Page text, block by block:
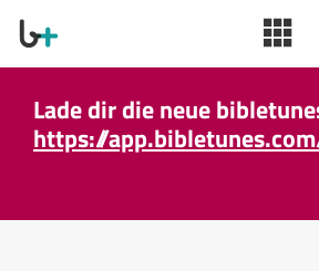
Lade dir die neue
https://